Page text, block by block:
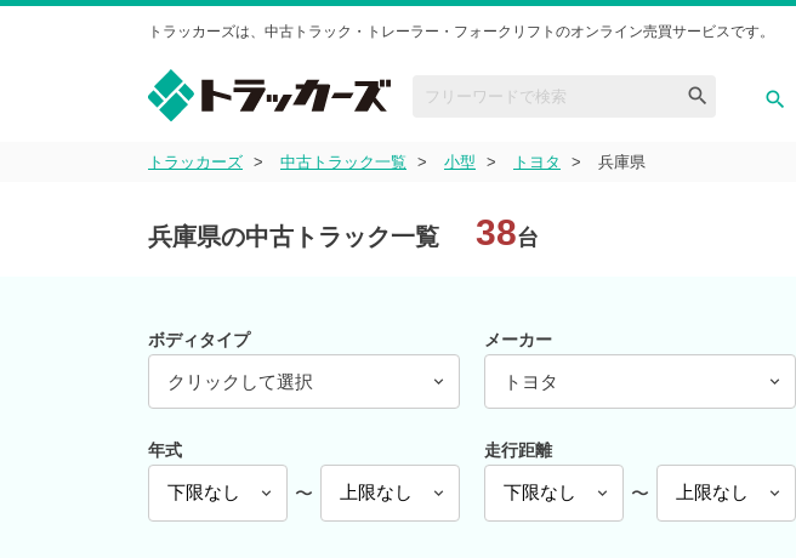
トラッカーズは、中古トラック・トレーラー・フォークリフトのオンライン売買サービスです。
トラッカーズ 中古トラック一覧 小型 トヨタ 兵庫県
兵庫県の中古トラック一覧 38台
ボディタイプ
クリックして選択
メーカー
トヨタ
年式
〜
走行距離
〜